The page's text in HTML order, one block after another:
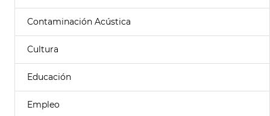
Contaminación Acústica
Cultura
Educación
Empleo